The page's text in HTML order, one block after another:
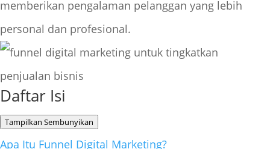
memberikan pengalaman pelanggan yang lebih
personal dan profesional.
Daftar Isi
Tampilkan Sembunyikan
Apa Itu Funnel Digital Marketing?